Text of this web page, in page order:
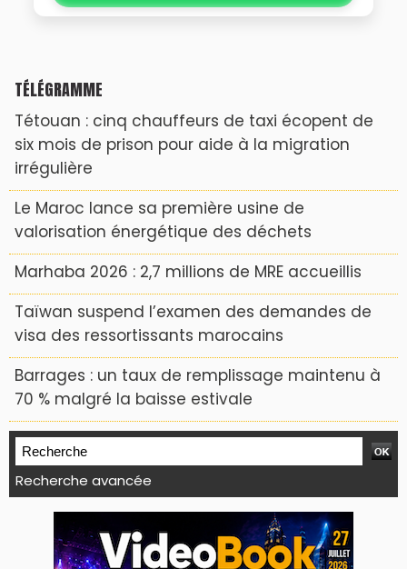
TÉLÉGRAMME
Tétouan : cinq chauffeurs de taxi écopent de
six mois de prison pour aide à la migration
irrégulière
Le Maroc lance sa première usine de
valorisation énergétique des déchets
Marhaba 2026 : 2,7 millions de MRE accueillis
Taïwan suspend l’examen des demandes de
visa des ressortissants marocains
Barrages : un taux de remplissage maintenu à
70 % malgré la baisse estivale
Recherche avancée